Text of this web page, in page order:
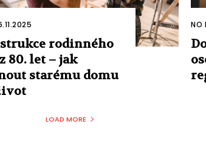
rodinného
80. let – jak
starému domu
NO
LOAD MORE